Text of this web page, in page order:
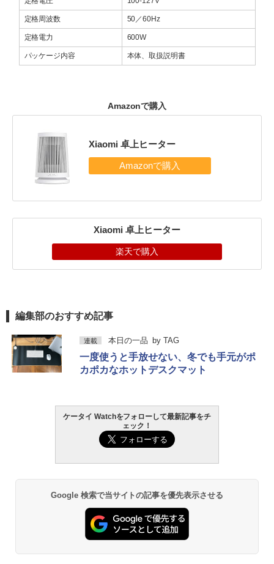
定格周波数 50／60Hz
定格電力 600W
パッケージ内容 本体、取扱説明書
Amazonで購入
Xiaomi 卓上ヒーター
Xiaomi 卓上ヒーター
楽天で購入
編集部のおすすめ記事
連載 本日の一品 by TAG
一度使うと手放せない、冬でも手元がポ
カポカなホットデスクマット
ケータイ Watchをフォローして最新記事をチ
ェック！
Google 検索で当サイトの記事を優先表示させる